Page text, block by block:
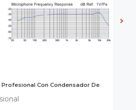
Con Condensador De